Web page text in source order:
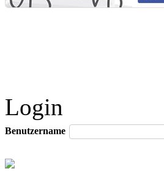
Login
Benutzername